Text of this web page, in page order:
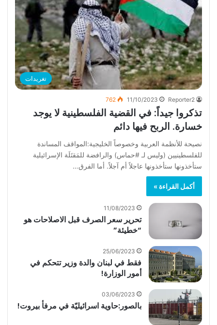
تغريدات
Reporter2
11/10/2023
762
‏تذكروا جيداً: في القضية الفلسطينية لا يوجد
خسارة. الربح فيها دائم
نصيحة للأنظمة العربية وخصوصاً الخليجية:المواقف المساندة
للفلسطينيين (وليس لـ #حماس) والرافضة للمَقتَلَة الإسرائيلية
ستأخذونها ستأخذونها عاجلاً أم آجلاً. أما الفرق…
أكمل القراءة »
11/08/2023
‏تحرير سعر الصرف قبل الاصلاحات هو
“خطيئة”
25/06/2023
فقط في لبنان والدة وزير تتحكم في
أمور الوزارة!
03/06/2023
بالصور:حاوية اسرائيليّة في مرفأ بيروت!